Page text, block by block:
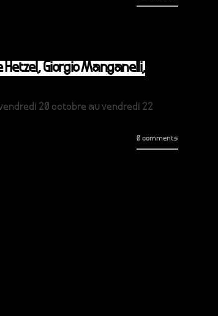
Giorgio Manganelli,
20 octobre au vendredi 22
0 comments